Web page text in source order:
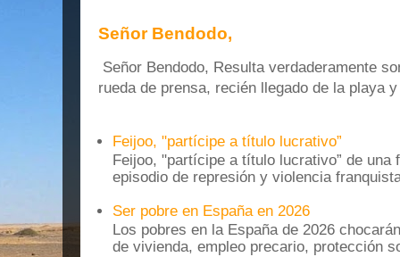
Señor Bendodo,
Señor Bendodo, Resulta verdaderamente
rueda de prensa, recién llegado de la playa
Feijoo, "partícipe a título lucrativo”
Feijoo, "partícipe a título lucrativo” de una
episodio de represión y violencia
Ser pobre en España en 2026
Los pobres en la España de 2026
de vivienda, empleo precario, protección